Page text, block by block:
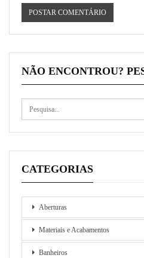
NÃO ENCONTROU?
CATEGORIAS
Aberturas
Materiais e Acabamentos
Banheiros